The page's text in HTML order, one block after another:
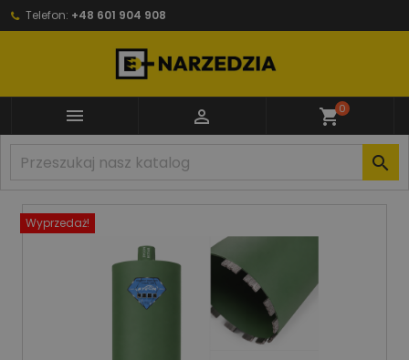
Telefon: +48 601 904 908
  shopping_cart0

Wyprzedaż!